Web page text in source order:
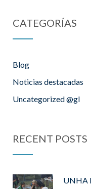
CATEGORÍAS
Blog
Noticias destacadas
Uncategorized @gl
RECENT POSTS
UNHA